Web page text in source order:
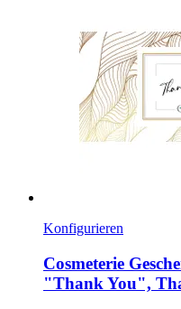
Konfigurieren
Cosmeterie
"Thank You",